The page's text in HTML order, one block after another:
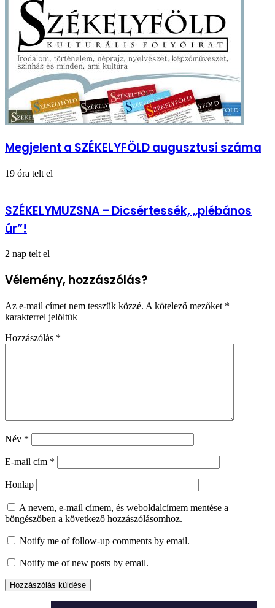
Megjelent a SZÉKELYFÖLD augusztusi száma
19 óra telt el
SZÉKELYMUZSNA – Dicsértessék, „plébános
úr”!
2 nap telt el
Vélemény, hozzászólás?
Az e-mail címet nem tesszük közzé. A kötelező mezőket *
karakterrel jelöltük
Hozzászólás *
Név *
E-mail cím *
Honlap
A nevem, e-mail címem, és weboldalcímem mentése a
böngészőben a következő hozzászólásomhoz.
Notify me of follow-up comments by email.
Notify me of new posts by email.